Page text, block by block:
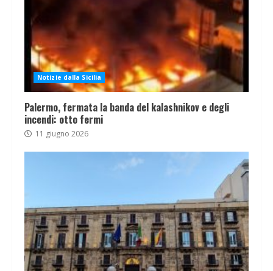
Notizie dalla Sicilia
Palermo, fermata la banda del kalashnikov e degli
incendi: otto fermi
11 giugno 2026